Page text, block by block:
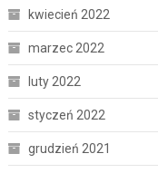
kwiecień 2022
marzec 2022
luty 2022
styczeń 2022
grudzień 2021